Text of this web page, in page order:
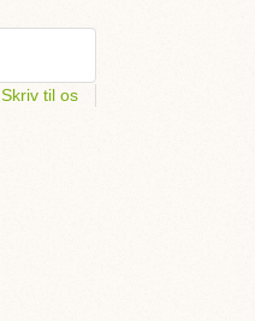
Skriv til os